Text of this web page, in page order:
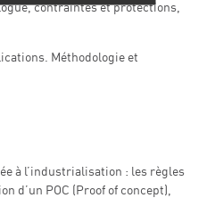
contraintes et protections,
Méthodologie et
à l’industrialisation : les règles
d’un POC (Proof of concept),